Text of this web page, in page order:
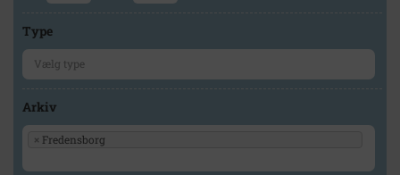
Type
Arkiv
× Fredensborg